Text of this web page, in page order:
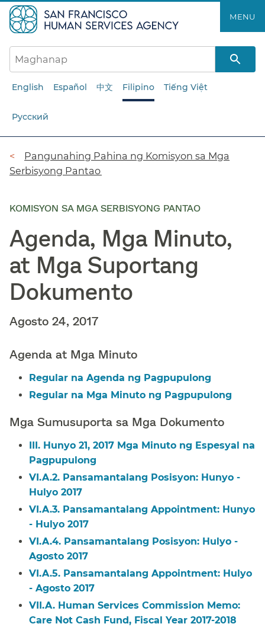
ang
pangunahing
nilalaman​​
MENU​​
English Español 中文 Filipino Tiếng Việt
Русский
Breadcrumb​​
Pangunahing Pahina ng Komisyon sa Mga
Serbisyong Pantao​​
KOMISYON SA MGA SERBISYONG PANTAO
Agenda, Mga Minuto,
at Mga Suportang
Dokumento​​
Agosto 24, 2017​​
Agenda at Mga Minuto​​
Regular na Agenda ng Pagpupulong​​
Regular na Mga Minuto ng Pagpupulong​​
Mga Sumusuporta sa Mga Dokumento​​
III. Hunyo 21, 2017 Mga Minuto ng Espesyal na
Pagpupulong​​
VI.A.2. Pansamantalang Posisyon: Hunyo -
Hulyo 2017​​
VI.A.3. Pansamantalang Appointment: Hunyo
- Hulyo 2017​​
VI.A.4. Pansamantalang Posisyon: Hulyo -
Agosto 2017​​
VI.A.5. Pansamantalang Appointment: Hulyo
- Agosto 2017​​
VII.A. Human Services Commission Memo:
Care Not Cash Fund, Fiscal Year 2017-2018​​